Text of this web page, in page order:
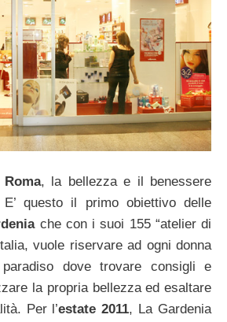
, la bellezza e il benessere
questo il primo obiettivo delle
che con i suoi 155 “atelier di
vuole riservare ad ogni donna
dove trovare consigli e
la propria bellezza ed esaltare
Per l’estate 2011, La Gardenia